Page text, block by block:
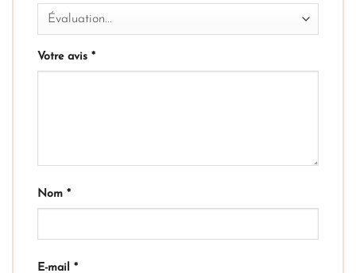
Votre avis *
Nom *
E-mail *